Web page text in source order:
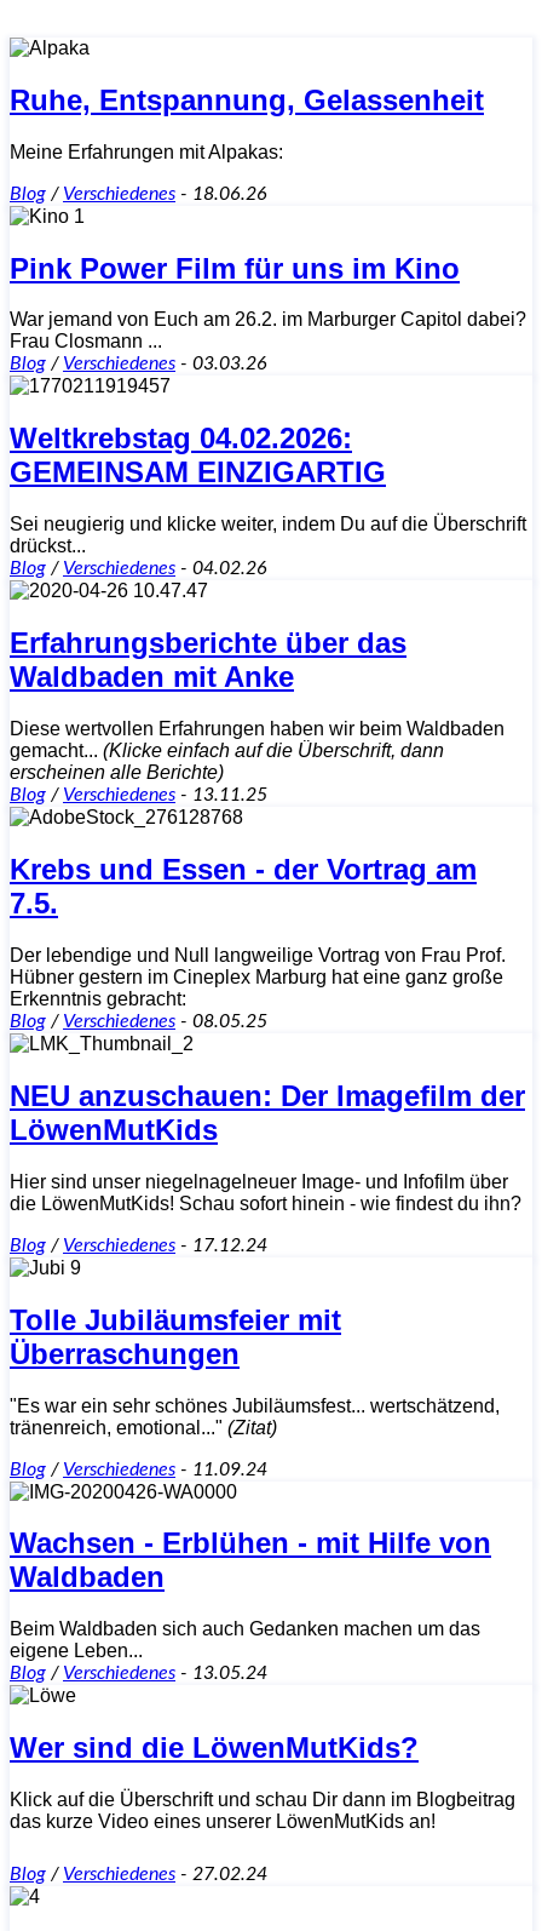
Ruhe, Entspannung, Gelassenheit
Meine Erfahrungen mit Alpakas:
Blog / Verschiedenes - 18.06.26
Pink Power Film für uns im Kino
War jemand von Euch am 26.2. im Marburger Capitol dabei?
Frau Closmann ...
Blog / Verschiedenes - 03.03.26
Weltkrebstag 04.02.2026:
GEMEINSAM EINZIGARTIG
Sei neugierig und klicke weiter, indem Du auf die Überschrift
drückst...
Blog / Verschiedenes - 04.02.26
Erfahrungsberichte über das
Waldbaden mit Anke
Diese wertvollen Erfahrungen haben wir beim Waldbaden
gemacht... (Klicke einfach auf die Überschrift, dann
erscheinen alle Berichte)
Blog / Verschiedenes - 13.11.25
Krebs und Essen - der Vortrag am
7.5.
Der lebendige und Null langweilige Vortrag von Frau Prof.
Hübner gestern im Cineplex Marburg hat eine ganz große
Erkenntnis gebracht:
Blog / Verschiedenes - 08.05.25
NEU anzuschauen: Der Imagefilm der
LöwenMutKids
Hier sind unser niegelnagelneuer Image- und Infofilm über
die LöwenMutKids! Schau sofort hinein - wie findest du ihn?
Blog / Verschiedenes - 17.12.24
Tolle Jubiläumsfeier mit
Überraschungen
"Es war ein sehr schönes Jubiläumsfest... wertschätzend,
tränenreich, emotional..." (Zitat)
Blog / Verschiedenes - 11.09.24
Wachsen - Erblühen - mit Hilfe von
Waldbaden
Beim Waldbaden sich auch Gedanken machen um das
eigene Leben...
Blog / Verschiedenes - 13.05.24
Wer sind die LöwenMutKids?
Klick auf die Überschrift und schau Dir dann im Blogbeitrag
das kurze Video eines unserer LöwenMutKids an!
Blog / Verschiedenes - 27.02.24